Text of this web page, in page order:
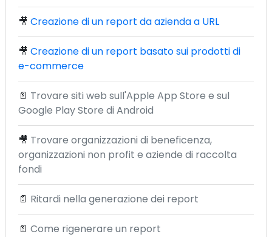
🎥 Creazione di un report da azienda a URL
🎥 Creazione di un report basato sui prodotti di
e-commerce
📄 Trovare siti web sull'Apple App Store e sul
Google Play Store di Android
🎥 Trovare organizzazioni di beneficenza,
organizzazioni non profit e aziende di raccolta
fondi
📄 Ritardi nella generazione dei report
📄 Come rigenerare un report